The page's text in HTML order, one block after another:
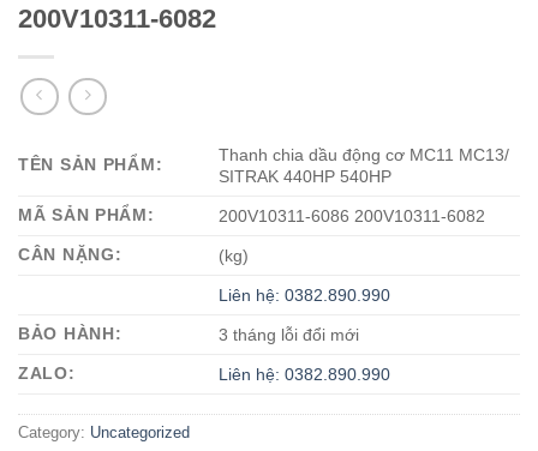
200V10311-6082
TÊN SẢN PHẨM:
Thanh chia dầu động cơ MC11 MC13/
SITRAK 440HP 540HP
MÃ SẢN PHẨM:
200V10311-6086 200V10311-6082
CÂN NẶNG:
(kg)
Liên hệ: 0382.890.990
BẢO HÀNH:
3 tháng lỗi đổi mới
ZALO:
Liên hệ: 0382.890.990
Category: Uncategorized